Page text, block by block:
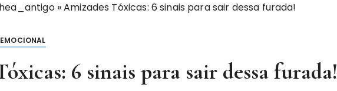
»Amizades Tóxicas: 6 sinais para sair dessa furada!
6 sinais para sair dessa furada!